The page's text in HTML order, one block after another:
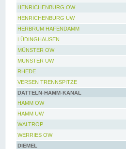
HENRICHENBURG OW
HENRICHENBURG UW
HERBRUM HAFENDAMM
LÜDINGHAUSEN
MÜNSTER OW
MÜNSTER UW
RHEDE
VERSEN TRENNSPITZE
DATTELN-HAMM-KANAL
HAMM OW
HAMM UW
WALTROP
WERRIES OW
DIEMEL